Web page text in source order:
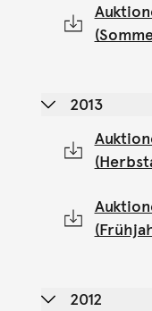
2013
2012